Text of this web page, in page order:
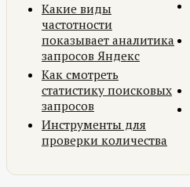
Какие виды
частотности
показывает аналитика
запросов Яндекс
Как смотреть
статистику поисковых
запросов
Инструменты для
проверки количества